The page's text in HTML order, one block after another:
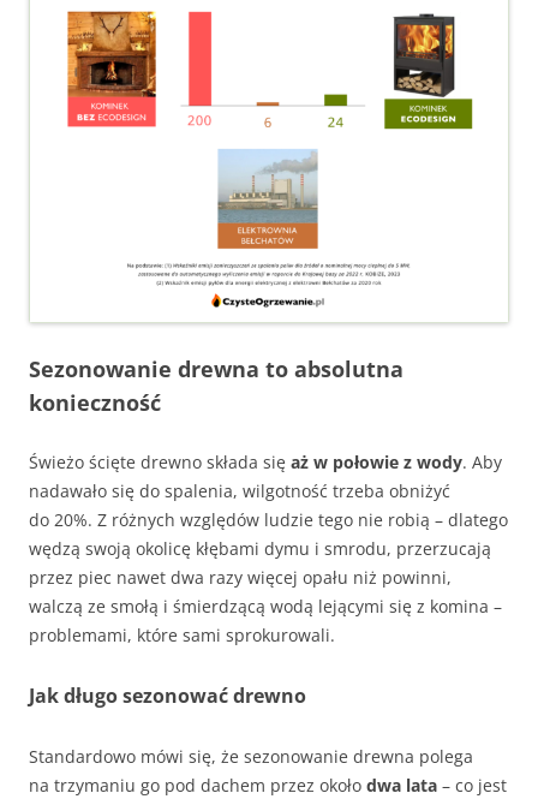
Sezonowanie drewna to absolutna
konieczność
Świeżo ścięte drewno składa się aż w połowie z wody. Aby
nadawało się do spalenia, wilgotność trzeba obniżyć
do 20%. Z różnych względów ludzie tego nie robią – dlatego
wędzą swoją okolicę kłębami dymu i smrodu, przerzucają
przez piec nawet dwa razy więcej opału niż powinni,
walczą ze smołą i śmierdzącą wodą lejącymi się z komina –
problemami, które sami sprokurowali.
Jak długo sezonować drewno
Standardowo mówi się, że sezonowanie drewna polega
na trzymaniu go pod dachem przez około dwa lata – co jest